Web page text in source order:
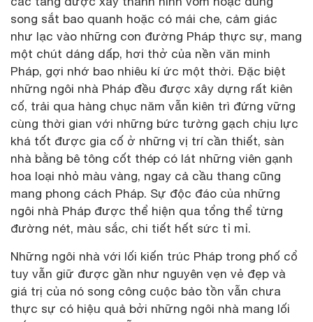
song sắt bao quanh hoặc có mái che, cảm giác
như lạc vào những con đường Pháp thực sự, mang
một chút dáng dấp, hơi thở của nền văn minh
Pháp, gợi nhớ bao nhiêu kí ức một thời. Đặc biệt
những ngôi nhà Pháp đều được xây dựng rất kiên
cố, trải qua hàng chục năm vẫn kiên trì đứng vững
cùng thời gian với những bức tường gạch chịu lực
khá tốt được gia cố ở những vị trí cần thiết, sàn
nhà bằng bê tông cốt thép có lát những viên gạnh
hoa loại nhỏ màu vàng, ngay cả cầu thang cũng
mang phong cách Pháp. Sự độc đáo của những
ngôi nhà Pháp được thể hiện qua tổng thể từng
đường nét, màu sắc, chi tiết hết sức tỉ mỉ.
Những ngôi nhà với lối kiến trúc Pháp trong phố cổ
tuy vẫn giữ được gần như nguyên vẹn vẻ đẹp và
giá trị của nó song công cuộc bảo tồn vẫn chưa
thực sự có hiệu quả bởi những ngôi nhà mang lối